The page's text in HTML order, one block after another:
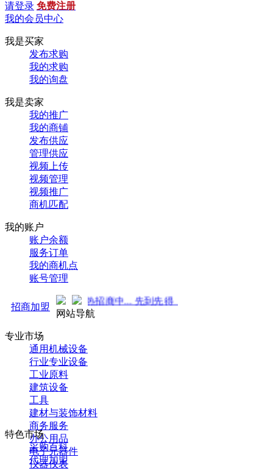
请登录 免费注册
我的会员中心
我是买家
发布求购
我的求购
我的询盘
我是卖家
我的推广
我的商铺
发布供应
管理供应
视频上传
视频管理
视频推广
商机匹配
我的账户
账户余额
服务订单
我的商机点
账号管理
招商加盟
势来袭！火热招商中... 先到先得 ！
网站导航
专业市场
通用机械设备
行业专业设备
工业原料
建筑设备
工具
建材与装饰材料
商务服务
办公用品
电子元器件
仪器仪表
特色市场
采购百科
代理加盟